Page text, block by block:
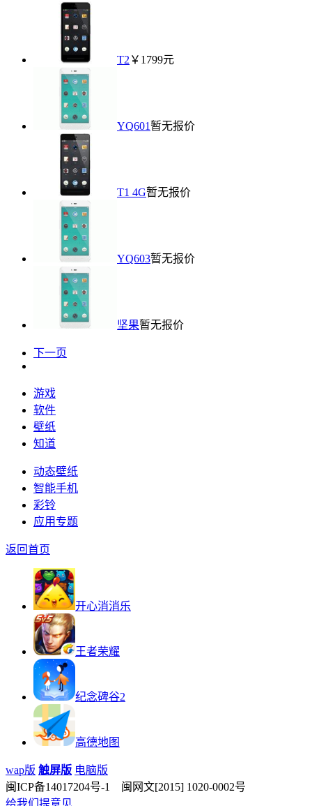
T2 ￥1799元
YQ601 暂无报价
T1 4G暂无报价
YQ603暂无报价
坚果暂无报价
下一页
游戏
软件
壁纸
知道
动态壁纸
智能手机
彩铃
应用专题
返回首页
开心消消乐
王者荣耀
纪念碑谷2
高德地图
wap版 触屏版 电脑版
闽ICP备14017204号-1 闽网文[2015] 1020-0002号
给我们提意见